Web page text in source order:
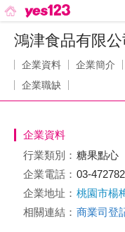
鴻津食品有限公
企業資料 企業簡介
企業職缺
企業資料
行業類別： 糖果點心
企業電話： 03-
企業地址： 桃園市楊
相關連結： 商業司登